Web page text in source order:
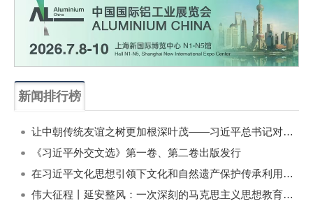
新闻排行榜
让中朝传统友谊之树更加根深叶茂——习近平总书记对朝鲜进行国事访问纪实
《习近平外交文选》第一卷、第二卷出版发行
在习近平文化思想引领下文化和自然遗产保护传承利用工作开创新局面
伟大征程丨延安整风：一次深刻的马克思主义思想教育运动